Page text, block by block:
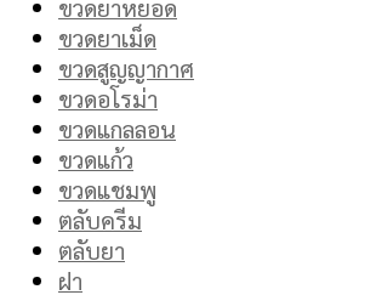
ขวดยาหยอด
ขวดยาเม็ด
ขวดสูญญากาศ
ขวดอโรม่า
ขวดแกลลอน
ขวดแก้ว
ขวดแชมพู
ตลับครีม
ตลับยา
ฝา